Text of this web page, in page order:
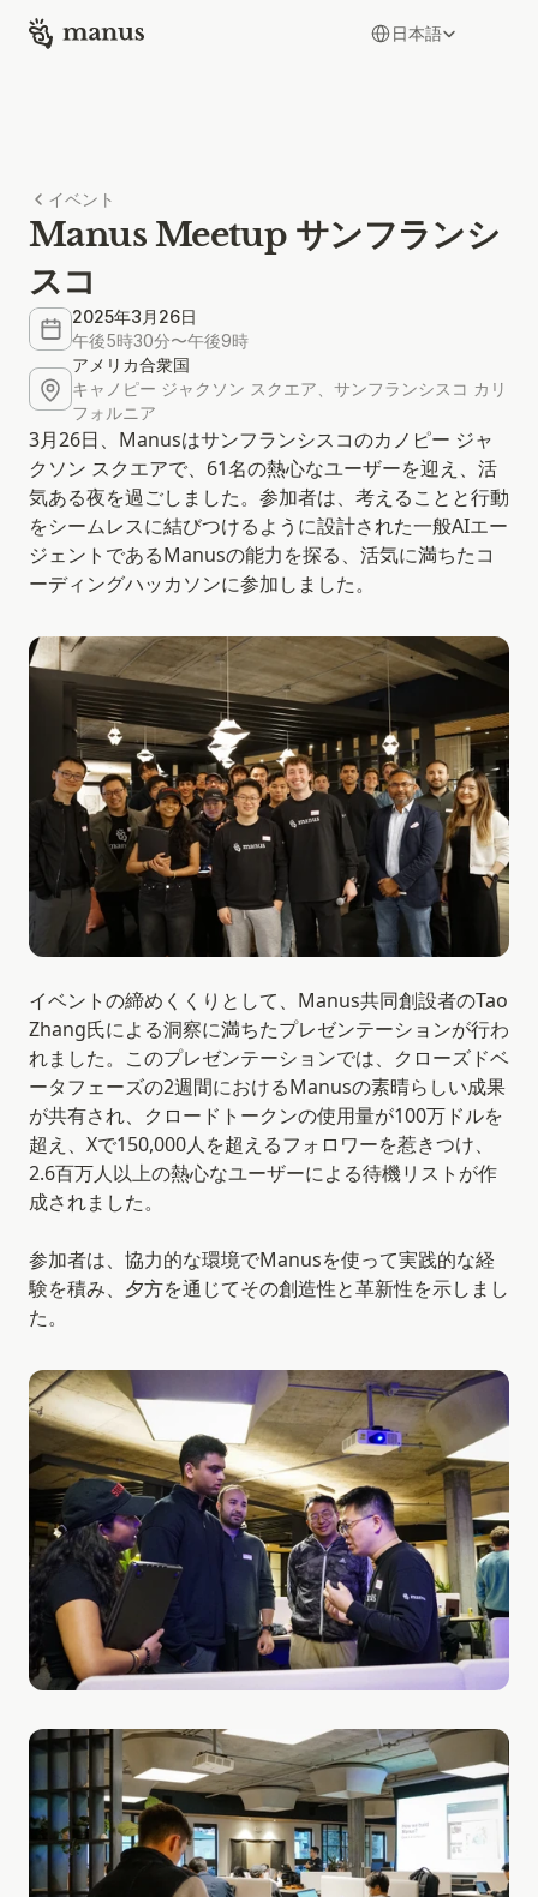
Select Language
日本語
イベント
Manus Meetup サンフランシ
スコ
2025年3月26日
午後5時30分〜午後9時
アメリカ合衆国
キャノピー ジャクソン スクエア、サンフランシスコ カリ
フォルニア
3月26日、Manusはサンフランシスコのカノピー ジャ
クソン スクエアで、61名の熱心なユーザーを迎え、活
気ある夜を過ごしました。参加者は、考えることと行動
をシームレスに結びつけるように設計された一般AIエー
ジェントであるManusの能力を探る、活気に満ちたコ
ーディングハッカソンに参加しました。
イベントの締めくくりとして、Manus共同創設者のTao
Zhang氏による洞察に満ちたプレゼンテーションが行わ
れました。このプレゼンテーションでは、クローズドベ
ータフェーズの2週間におけるManusの素晴らしい成果
が共有され、クロードトークンの使用量が100万ドルを
超え、Xで150,000人を超えるフォロワーを惹きつけ、
2.6百万人以上の熱心なユーザーによる待機リストが作
成されました。
参加者は、協力的な環境でManusを使って実践的な経
験を積み、夕方を通じてその創造性と革新性を示しまし
た。